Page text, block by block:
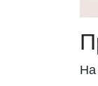
На